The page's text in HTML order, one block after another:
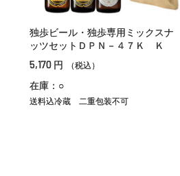
独歩ビール・独歩専用ミックスナ
ッツセットＤＰＮ－４７Ｋ Ｋ
5,170 円 （税込）
在庫：○
送料込冷蔵 二重包装不可